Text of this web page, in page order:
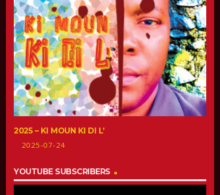
2025 – KI MOUN KI DI L’
2025-07-24
YOUTUBE SUBSCRIBERS